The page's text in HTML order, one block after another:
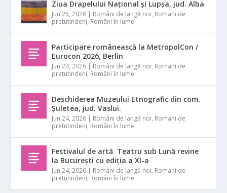
Ziua Drapelului Național și Lupșa, jud. Alba
Jun 25, 2026 | Români de langă noi, Romani de
pretutindeni, Români în lume
Participare românească la MetropolCon /
Eurocon 2026, Berlin
Jun 24, 2026 | Români de langă noi, Romani de
pretutindeni, Români în lume
Deschiderea Muzeului Etnografic din com.
Șuletea, jud. Vaslui.
Jun 24, 2026 | Români de langă noi, Romani de
pretutindeni, Români în lume
Festivalul de artă Teatru sub Lună revine
la București cu ediția a XI-a
Jun 24, 2026 | Români de langă noi, Romani de
pretutindeni, Români în lume